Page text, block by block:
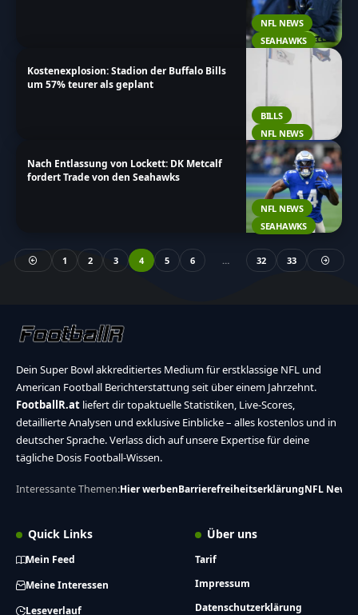
NFL NEWS
SEAHAWKS
BILLS
NFL NEWS
Kostenexplosion: Stadion der Buffalo Bills
um 57% teurer als geplant
NFL NEWS
SEAHAWKS
Nach Entlassung von Lockett: DK Metcalf
fordert Trade von den Seahawks
1 2 3 4 5 6 … 32 33
Dein Super Bowl akkreditiertes Medium für erstklassige NFL und
American Football Berichterstattung seit über einem Jahrzehnt.
FootballR.at liefert dir topaktuelle Statistiken, Live-Scores,
detaillierte Analysen und exklusive Einblicke – alles kostenlos und in
deutscher Sprache. Verlass dich auf unsere Expertise für deine
tägliche Dosis Football-Wissen.
Interessante Themen:Hier werbenBarrierefreiheitserklärungNFL News
Quick Links
Mein Feed
Meine Interessen
Leseverlauf
Über uns
Tarif
Impressum
Datenschutzerklärung